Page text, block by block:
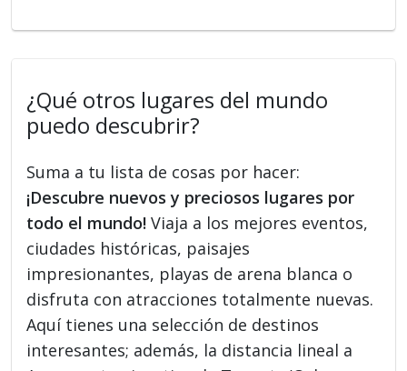
¿Qué otros lugares del mundo
puedo descubrir?
Suma a tu lista de cosas por hacer:
¡Descubre nuevos y preciosos lugares por
todo el mundo! Viaja a los mejores eventos,
ciudades históricas, paisajes
impresionantes, playas de arena blanca o
disfruta con atracciones totalmente nuevas.
Aquí tienes una selección de destinos
interesantes; además, la distancia lineal a